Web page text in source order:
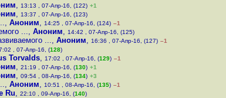
, 13:13 , 07-Апр-16, (122) +1
, 13:37 , 07-Апр-16, (123)
, Аноним, 14:25 , 07-Апр-16, (124) –1
..., Аноним, 14:42 , 07-Апр-16, (125)
..., Аноним, 16:36 , 07-Апр-16, (127) –1
, 07-Апр-16, (128)
Torvalds, 17:02 , 07-Апр-16, (129) –1
, 21:19 , 07-Апр-16, (130) +1
, 09:54 , 08-Апр-16, (134) +3
, Аноним, 10:51 , 08-Апр-16, (135) –1
Ru, 22:10 , 09-Апр-16, (140)